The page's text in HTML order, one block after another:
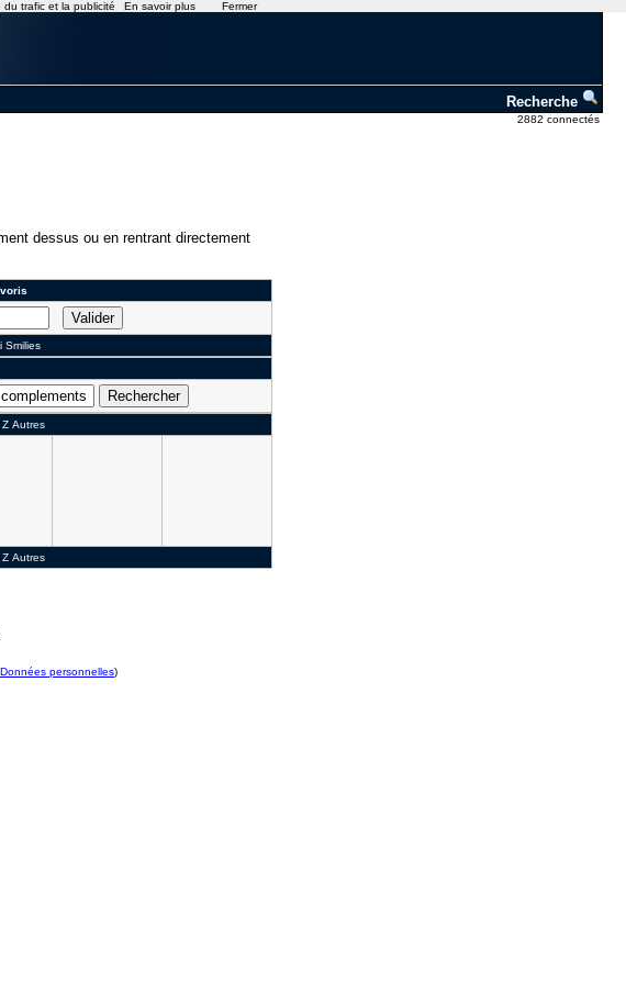
Recherche
2882 connectés
dessus ou en rentrant directement
Smilies
Z Autres
Z Autres
personnelles)
trafic et la publicité En savoir plus Fermer